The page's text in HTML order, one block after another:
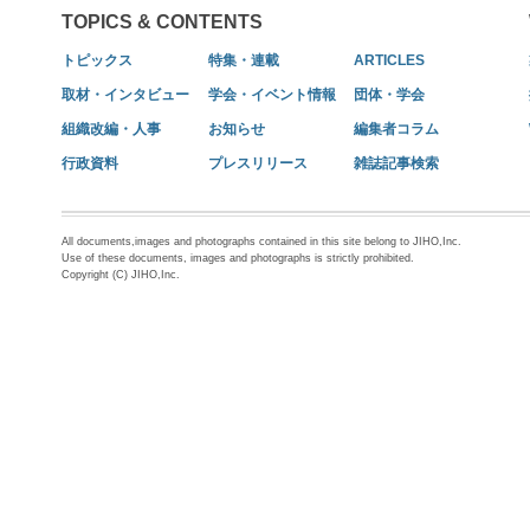
TOPICS & CONTENTS
トピックス 特集・連載 ARTICLES
取材・インタビュー 学会・イベント情報 団体・学会
組織改編・人事 お知らせ 編集者コラム
行政資料 プレスリリース 雑誌記事検索
All documents,images and photographs contained in this site belong to JIHO,Inc.
Use of these documents, images and photographs is strictly prohibited.
Copyright (C) JIHO,Inc.